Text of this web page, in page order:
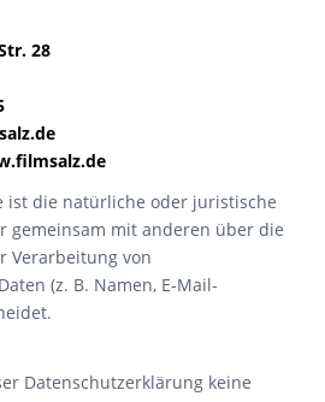
28
ist die natürliche oder juristische
gemeinsam mit anderen über die
Verarbeitung von
(z. B. Namen, E-Mail-
Datenschutzerklärung keine